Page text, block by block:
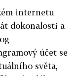
internetu
dokonalosti a
účet se
světa,